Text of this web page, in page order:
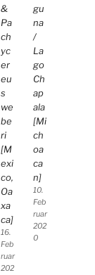
&
Pa
ch
yc
er
eu
s
we
be
ri
[M
exi
co,
Oa
xa
ca]
16.
Feb
ruar
202
gu
na
/
La
go
Ch
ap
ala
[Mi
ch
oa
ca
n]
10.
Feb
ruar
202
0